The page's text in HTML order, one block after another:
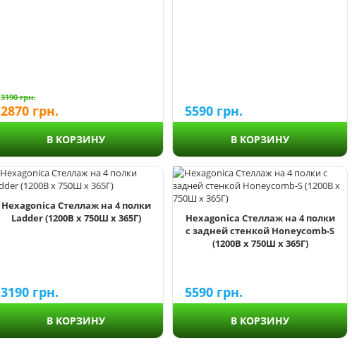
3190грн.
2870 грн.
В КОРЗИНУ
5590 грн.
В КОРЗИНУ
Hexagonica Стеллаж на 4 полки
Ladder (1200В х 750Ш х 365Г)
3190 грн.
В КОРЗИНУ
Hexagonica Стеллаж на 4 полки
с задней стенкой Honeycomb-S
(1200В х 750Ш х 365Г)
5590 грн.
В КОРЗИНУ